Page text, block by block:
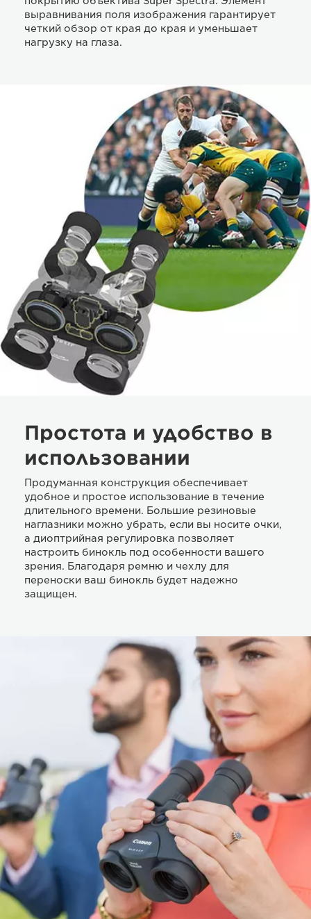
выравнивания поля изображения гарантирует
четкий обзор от края до края и уменьшает
нагрузку на глаза.
Простота и удобство в
использовании
Продуманная конструкция обеспечивает
удобное и простое использование в течение
длительного времени. Большие резиновые
наглазники можно убрать, если вы носите очки,
а диоптрийная регулировка позволяет
настроить бинокль под особенности вашего
зрения. Благодаря ремню и чехлу для
переноски ваш бинокль будет надежно
защищен.